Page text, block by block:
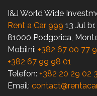
I&J World Wide
Rent a Car 999 13 Jul br.
81000 Podgorica,
Mobilni: +382 67 00 77
+382 67 99 98 01
Telefon: +382 20 29 02
Email: